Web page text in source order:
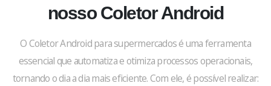
nosso Coletor Android
O Coletor Android para supermercados é uma ferramenta
essencial que automatiza e otimiza processos operacionais,
tornando o dia a dia mais eficiente. Com ele, é possível realizar: